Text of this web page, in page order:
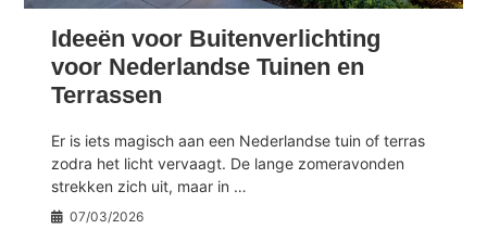
Ideeën voor Buitenverlichting
voor Nederlandse Tuinen en
Terrassen
Er is iets magisch aan een Nederlandse tuin of terras
zodra het licht vervaagt. De lange zomeravonden
strekken zich uit, maar in …
07/03/2026